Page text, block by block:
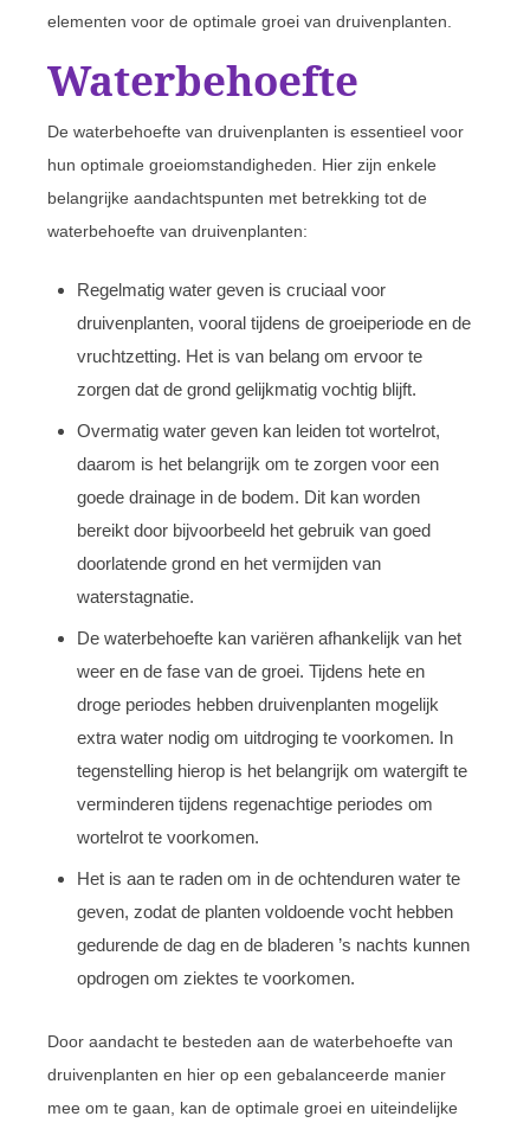
elementen voor de optimale groei van druivenplanten.
Waterbehoefte
De waterbehoefte van druivenplanten is essentieel voor
hun optimale groeiomstandigheden. Hier zijn enkele
belangrijke aandachtspunten met betrekking tot de
waterbehoefte van druivenplanten:
Regelmatig water geven is cruciaal voor
druivenplanten, vooral tijdens de groeiperiode en de
vruchtzetting. Het is van belang om ervoor te
zorgen dat de grond gelijkmatig vochtig blijft.
Overmatig water geven kan leiden tot wortelrot,
daarom is het belangrijk om te zorgen voor een
goede drainage in de bodem. Dit kan worden
bereikt door bijvoorbeeld het gebruik van goed
doorlatende grond en het vermijden van
waterstagnatie.
De waterbehoefte kan variëren afhankelijk van het
weer en de fase van de groei. Tijdens hete en
droge periodes hebben druivenplanten mogelijk
extra water nodig om uitdroging te voorkomen. In
tegenstelling hierop is het belangrijk om watergift te
verminderen tijdens regenachtige periodes om
wortelrot te voorkomen.
Het is aan te raden om in de ochtenduren water te
geven, zodat de planten voldoende vocht hebben
gedurende de dag en de bladeren ’s nachts kunnen
opdrogen om ziektes te voorkomen.
Door aandacht te besteden aan de waterbehoefte van
druivenplanten en hier op een gebalanceerde manier
mee om te gaan, kan de optimale groei en uiteindelijke